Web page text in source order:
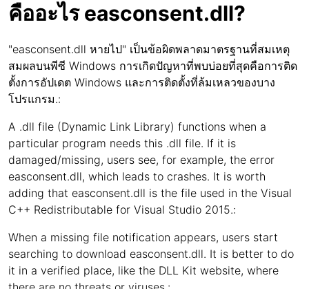
คืออะไร easconsent.dll?
"easconsent.dll หายไป" เป็นข้อผิดพลาดมาตรฐานที่สมเหตุ
สมผลบนพีซี Windows การเกิดปัญหาที่พบบ่อยที่สุดคือการติด
ตั้งการอัปเดต Windows และการติดตั้งที่ล้มเหลวของบาง
โปรแกรม.:
A .dll file (Dynamic Link Library) functions when a
particular program needs this .dll file. If it is
damaged/missing, users see, for example, the error
easconsent.dll, which leads to crashes. It is worth
adding that easconsent.dll is the file used in the Visual
C++ Redistributable for Visual Studio 2015.:
When a missing file notification appears, users start
searching to download easconsent.dll. It is better to do
it in a verified place, like the DLL Kit website, where